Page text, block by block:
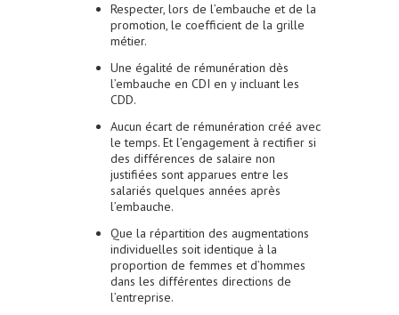
Respecter, lors de l’embauche et de la
promotion, le coefficient de la grille
métier.
Une égalité de rémunération dès
l’embauche en CDI en y incluant les
CDD.
Aucun écart de rémunération créé avec
le temps. Et l’engagement à rectifier si
des différences de salaire non
justifiées sont apparues entre les
salariés quelques années après
l’embauche.
Que la répartition des augmentations
individuelles soit identique à la
proportion de femmes et d’hommes
dans les différentes directions de
l’entreprise.